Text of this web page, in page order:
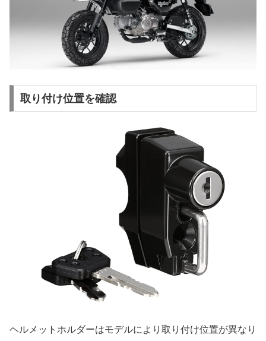
取り付け位置を確認
ヘルメットホルダーはモデルにより取り付け位置が異なり